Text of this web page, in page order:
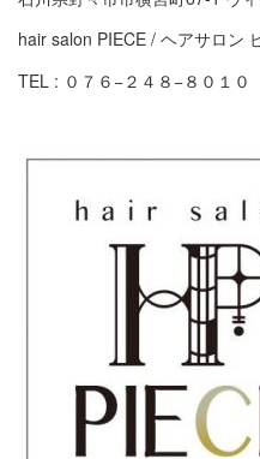
hair salon PIECE / ヘアサロン
TEL : ０７６−２４８−８０１０